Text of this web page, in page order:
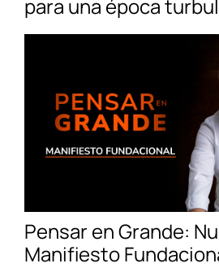
para una época
Pensar en Grande:
Manifiesto